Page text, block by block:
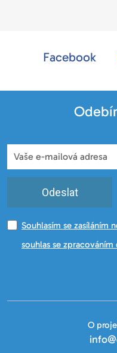
Facebook
Odeslat
Souhlasím se zasíláním
souhlas se
O